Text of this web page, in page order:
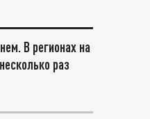
В регионах на
раз